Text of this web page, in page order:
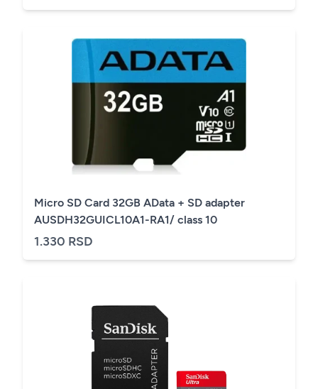
Micro SD Card 32GB AData + SD adapter
AUSDH32GUICL10A1-RA1/ class 10
1.330 RSD